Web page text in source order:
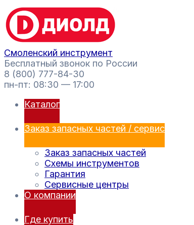
Перейти
к
содержимому
Смоленский инструмент
Бесплатный звонок по России
8 (800) 777-84-30
пн-пт: 08:30 — 17:00
Каталог
Заказ запасных частей / сервис
Заказ запасных частей
Схемы инструментов
Гарантия
Сервисные центры
О компании
Где купить
Поиск
товаров